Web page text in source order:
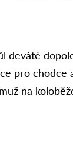
deváté
pro chodce
na